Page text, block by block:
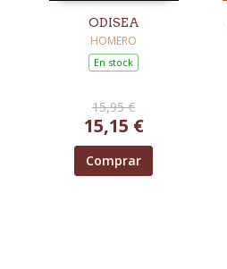
ODISEA
HOMERO
En stock
15,95 €
15,15 €
Comprar